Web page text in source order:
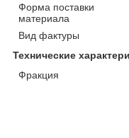
Форма поставки
материала
Вид фактуры
Технические
Фракция